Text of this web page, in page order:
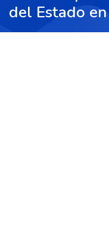
del Estado